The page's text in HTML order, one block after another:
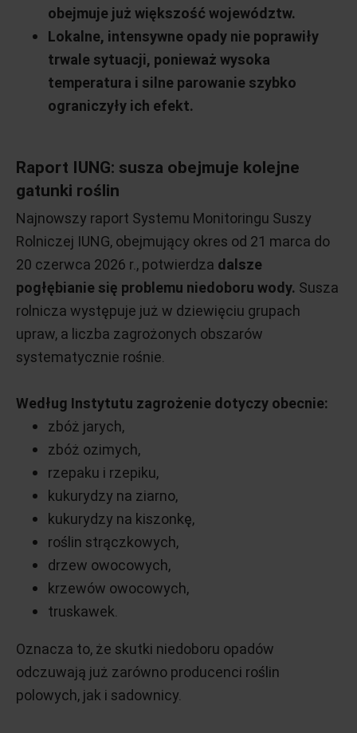
obejmuje już większość województw.
Lokalne, intensywne opady nie poprawiły
trwale sytuacji, ponieważ wysoka
temperatura i silne parowanie szybko
ograniczyły ich efekt.
Raport IUNG: susza obejmuje kolejne
gatunki roślin
Najnowszy raport Systemu Monitoringu Suszy
Rolniczej IUNG, obejmujący okres od 21 marca do
20 czerwca 2026 r., potwierdza dalsze
pogłębianie się problemu niedoboru wody. Susza
rolnicza występuje już w dziewięciu grupach
upraw, a liczba zagrożonych obszarów
systematycznie rośnie.
Według Instytutu zagrożenie dotyczy obecnie:
zbóż jarych,
zbóż ozimych,
rzepaku i rzepiku,
kukurydzy na ziarno,
kukurydzy na kiszonkę,
roślin strączkowych,
drzew owocowych,
krzewów owocowych,
truskawek.
Oznacza to, że skutki niedoboru opadów
odczuwają już zarówno producenci roślin
polowych, jak i sadownicy.